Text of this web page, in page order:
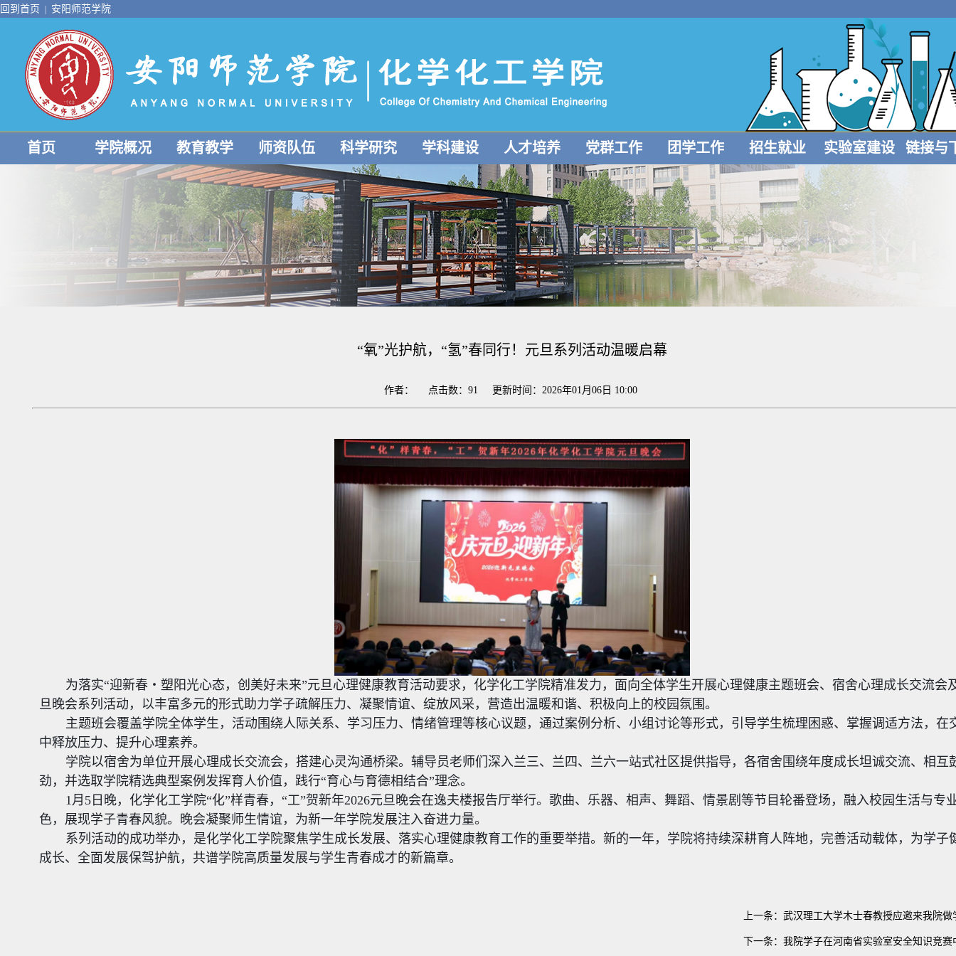
回到首页 安阳师范学院
首页 学院概况 教育教学 师资队伍 科学研究 学科建设 人才培养 党群工作 团学工作 招生就业 实验室建设 链接与
“氧”光护航，“氢”春同行！元旦系列活动温暖启幕
作者： 点击数： 91 更新时间：2026年01月06日 10:00
为落实“迎新春・塑阳光心态，创美好未来”元旦心理健康教育活动要求，化学化工学院精准发力，面向全体学生开展心理健康主题班会、宿舍心理成长交流会
旦晚会系列活动，以丰富多元的形式助力学子疏解压力、凝聚情谊、绽放风采，营造出温暖和谐、积极向上的校园氛围。
主题班会覆盖学院全体学生，活动围绕人际关系、学习压力、情绪管理等核心议题，通过案例分析、小组讨论等形式，引导学生梳理困惑、掌握调适方法，在
中释放压力、提升心理素养。
学院以宿舍为单位开展心理成长交流会 ，搭建心灵沟通桥梁。辅导员老师们深入兰三、兰四、兰六一站式社区提供指导，各宿舍围绕年度成长坦诚交流、相互
劲，并选取学院精选典型案例发挥育人价值，践行“育心与育德相结合”理念。
1月5日晚，化学化工学院“化”样青春，“工”贺新年2026元旦晚会在逸夫楼报告厅举行。歌曲、乐器、相声、舞蹈、情景剧等节目轮番登场，融入校园生活与专
色，展现学子青春风貌。晚会凝聚师生情谊，为新一年学院发展注入奋进力量。
系列活动的成功举办，是化学化工学院聚焦学生成长发展、落实心理健康教育工作的重要举措。新的一年，学院将持续深耕育人阵地，完善活动载体，为学子
成长、全面发展保驾护航，共谱学院高质量发展与学生青春成才的新篇章。
上一条： 武汉理工大学木士春教授应邀来我院做
下一条： 我院学子在河南省实验室安全知识竞赛